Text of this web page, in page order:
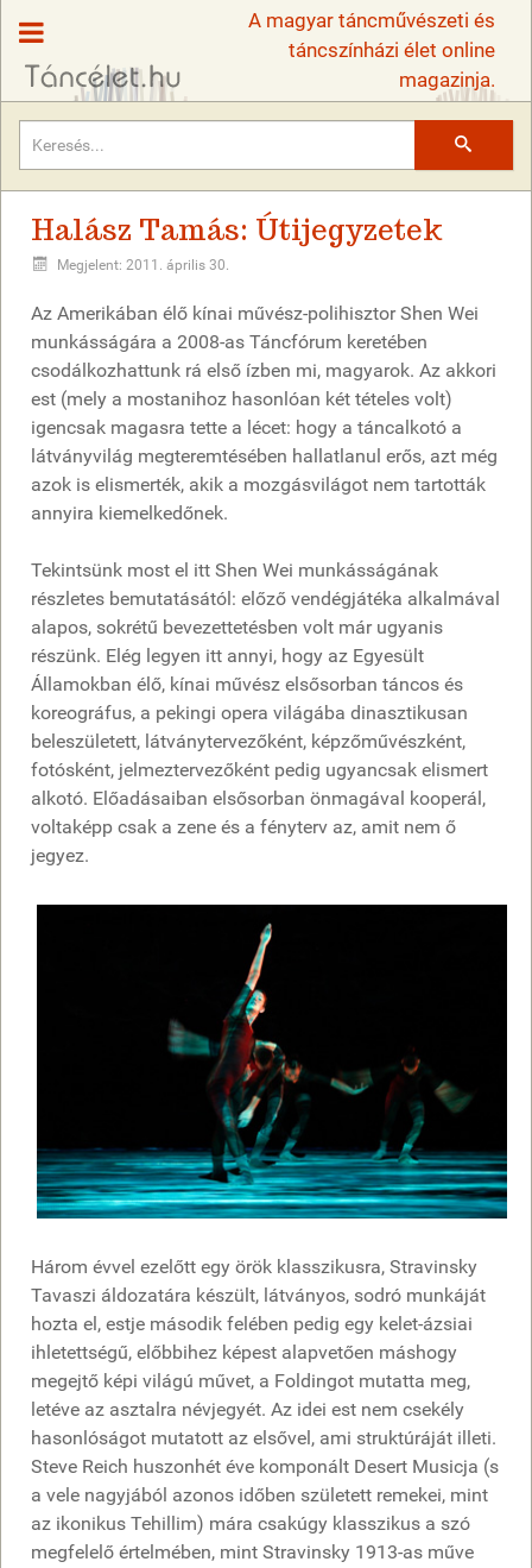
A magyar táncművészeti és
táncszínházi élet online
magazinja.
Halász Tamás: Útijegyzetek
Megjelent: 2011. április 30.
Az Amerikában élő kínai művész-polihisztor Shen Wei
munkásságára a 2008-as Táncfórum keretében
csodálkozhattunk rá első ízben mi, magyarok. Az akkori
est (mely a mostanihoz hasonlóan két tételes volt)
igencsak magasra tette a lécet: hogy a táncalkotó a
látványvilág megteremtésében hallatlanul erős, azt még
azok is elismerték, akik a mozgásvilágot nem tartották
annyira kiemelkedőnek.
Tekintsünk most el itt Shen Wei munkásságának
részletes bemutatásától: előző vendégjátéka alkalmával
alapos, sokrétű bevezettetésben volt már ugyanis
részünk. Elég legyen itt annyi, hogy az Egyesült
Államokban élő, kínai művész elsősorban táncos és
koreográfus, a pekingi opera világába dinasztikusan
beleszületett, látványtervezőként, képzőművészként,
fotósként, jelmeztervezőként pedig ugyancsak elismert
alkotó. Előadásaiban elsősorban önmagával kooperál,
voltaképp csak a zene és a fényterv az, amit nem ő
jegyez.
Három évvel ezelőtt egy örök klasszikusra, Stravinsky
Tavaszi áldozatára készült, látványos, sodró munkáját
hozta el, estje második felében pedig egy kelet-ázsiai
ihletettségű, előbbihez képest alapvetően máshogy
megejtő képi világú művet, a Foldingot mutatta meg,
letéve az asztalra névjegyét. Az idei est nem csekély
hasonlóságot mutatott az elsővel, ami struktúráját illeti.
Steve Reich huszonhét éve komponált Desert Musicja (s
a vele nagyjából azonos időben született remekei, mint
az ikonikus Tehillim) mára csakúgy klasszikus a szó
megfelelő értelmében, mint Stravinsky 1913-as műve